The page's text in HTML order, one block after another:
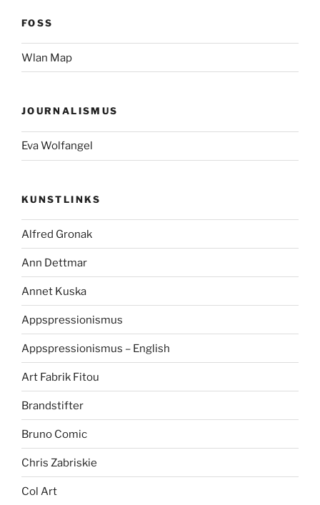
FOSS
Wlan Map
JOURNALISMUS
Eva Wolfangel
KUNSTLINKS
Alfred Gronak
Ann Dettmar
Annet Kuska
Appspressionismus
Appspressionismus – English
Art Fabrik Fitou
Brandstifter
Bruno Comic
Chris Zabriskie
Col Art